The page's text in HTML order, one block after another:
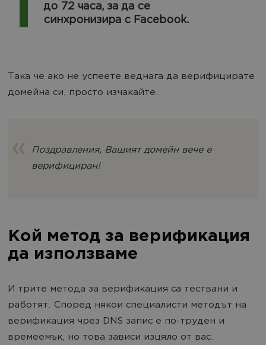
до 72 часа, за да се
синхронизира с Facebook.
Така че ако не успеете веднага да верифицирате
домейна си, просто изчакайте.
Поздравления, Вашият домейн вече е
верифициран!
Кой метод за верификация
да използваме
И трите метода за верификация са тествани и
работят. Според някои специалисти методът на
верификация чрез DNS запис е по-труден и
времеемък, но това зависи изцяло от вас.